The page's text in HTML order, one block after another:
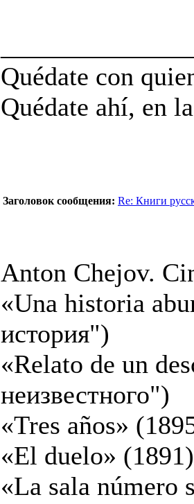
Quédate con
Quédate ahí, en
Заголовок сообщения: Re: Книги
Anton Chejov.
«Una historia
история")
«Relato de un
неизвестного")
«Tres años»
«El duelo»
«La sala número